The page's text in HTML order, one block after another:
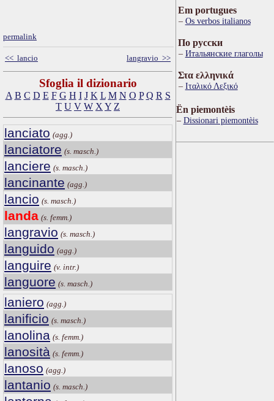
permalink
<< lancio langravio >>
Sfoglia il dizionario
A B C D E F G H I J K L M N O P Q R S
T U V W X Y Z
lanciato (agg.)
lanciatore (s. masch.)
lanciere (s. masch.)
lancinante (agg.)
lancio (s. masch.)
landa (s. femm.)
langravio (s. masch.)
languido (agg.)
languire (v. intr.)
languore (s. masch.)
laniero (agg.)
lanificio (s. masch.)
lanolina (s. femm.)
lanosità (s. femm.)
lanoso (agg.)
lantanio (s. masch.)
Em portugues
Os verbos italianos
По русски
Итальянские глаголы
Στα ελληνικά
Ιταλικό Λεξικό
Ën piemontèis
Dissionari piemontèis